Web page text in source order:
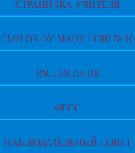
СТРАНИЧКА УЧИТЕЛЯ
СМИ ОБ ОУ МАОУ СОШ № 10
РАСПИСАНИЕ
ФГОС
НАБЛЮДАТЕЛЬНЫЙ СОВЕТ